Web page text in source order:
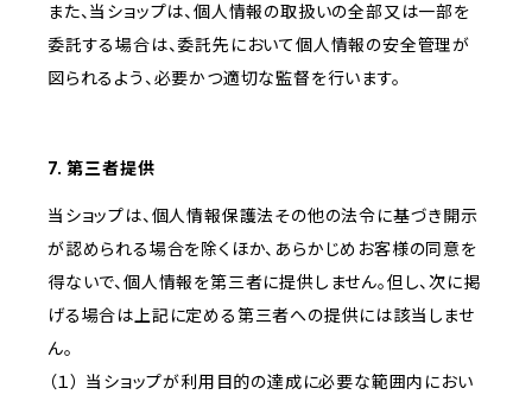
また、当ショップは、個人情報の取扱いの全部又は一部を
委託する場合は、委託先において個人情報の安全管理が
図られるよう、必要かつ適切な監督を行います。
7. 第三者提供
当ショップは、個人情報保護法その他の法令に基づき開示
が認められる場合を除くほか、あらかじめお客様の同意を
得ないで、個人情報を第三者に提供しません。但し、次に掲
げる場合は上記に定める第三者への提供には該当しませ
ん。
（１） 当ショップが利用目的の達成に必要な範囲内におい